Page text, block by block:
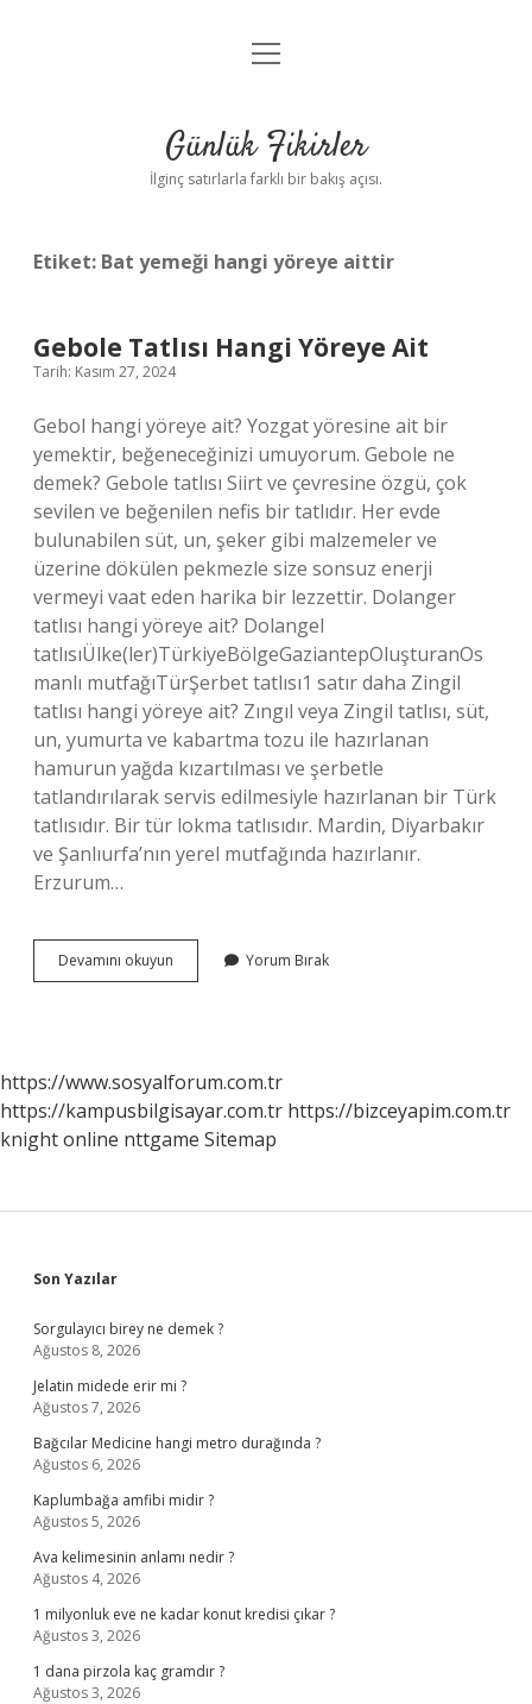
Anasayfa
Yasal Uyarı
menüyü
Günlük Fikirler
İlginç satırlarla farklı bir bakış açısı.
Etiket: Bat yemeği hangi yöreye aittir
Gebole Tatlısı Hangi Yöreye Ait
Tarih: Kasım 27, 2024
Gebol hangi yöreye ait? Yozgat yöresine ait bir
yemektir, beğeneceğinizi umuyorum. Gebole ne
demek? Gebole tatlısı Siirt ve çevresine özgü, çok
sevilen ve beğenilen nefis bir tatlıdır. Her evde
bulunabilen süt, un, şeker gibi malzemeler ve
üzerine dökülen pekmezle size sonsuz enerji
vermeyi vaat eden harika bir lezzettir. Dolanger
tatlısı hangi yöreye ait? Dolangel
tatlısıÜlke(ler)TürkiyeBölgeGaziantepOluşturanOs
manlı mutfağıTürŞerbet tatlısı1 satır daha Zingil
tatlısı hangi yöreye ait? Zıngıl veya Zingil tatlısı, süt,
un, yumurta ve kabartma tozu ile hazırlanan
hamurun yağda kızartılması ve şerbetle
tatlandırılarak servis edilmesiyle hazırlanan bir Türk
tatlısıdır. Bir tür lokma tatlısıdır. Mardin, Diyarbakır
ve Şanlıurfa’nın yerel mutfağında hazırlanır.
Erzurum…
Devamını okuyun
Tatlısı
Yorum Bırak
https://www.sosyalforum.com.tr
https://kampusbilgisayar.com.tr https://bizceyapim.com.tr
knight online nttgame Sitemap
Sidebar
Son Yazılar
Sorgulayıcı birey ne demek ?
Ağustos 8, 2026
Jelatin midede erir mi ?
Ağustos 7, 2026
Bağcılar Medicine hangi metro durağında ?
Ağustos 6, 2026
Kaplumbağa amfibi midir ?
Ağustos 5, 2026
Ava kelimesinin anlamı nedir ?
Ağustos 4, 2026
1 milyonluk eve ne kadar konut kredisi çıkar ?
Ağustos 3, 2026
1 dana pirzola kaç gramdır ?
Ağustos 3, 2026